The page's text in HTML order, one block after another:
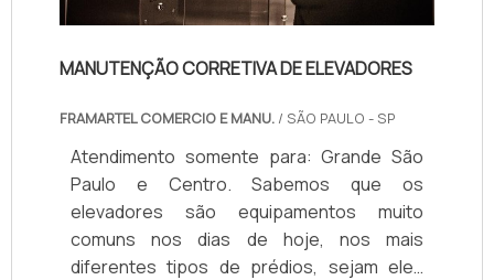
MANUTENÇÃO CORRETIVA DE ELEVADORES
FRAMARTEL COMERCIO E MANU. / SÃO PAULO - SP
Atendimento somente para: Grande São
Paulo e Centro. Sabemos que os
elevadores são equipamentos muito
comuns nos dias de hoje, nos mais
diferentes tipos de prédios, sejam eles